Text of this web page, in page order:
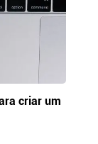
criar um